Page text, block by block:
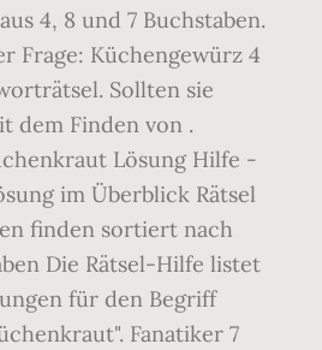
4, 8 und 7 Buchstaben.
Frage: Küchengewürz 4
Sollten sie
dem Finden von .
Lösung Hilfe -
im Überblick Rätsel
finden sortiert nach
Die Rätsel-Hilfe listet
für den Begriff
Fanatiker 7